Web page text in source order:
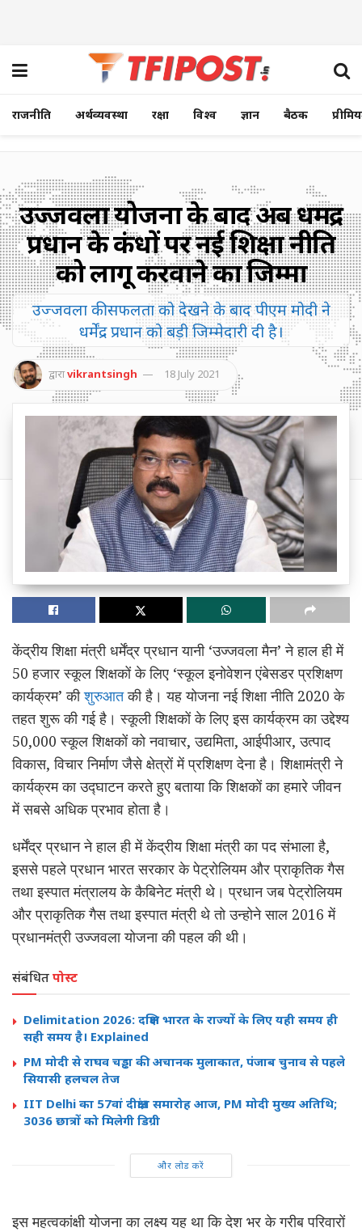
राजनीति अर्थव्यवस्था रक्षा विश्व ज्ञान बैठक
उज्जवला योजना के बाद अब धर्मेंद्र
प्रधान के कंधों पर नई शिक्षा नीति
को लागू करवाने का जिम्मा
उज्जवला की सफलता को देखने के बाद पीएम मोदी ने
धर्मेंद्र प्रधान को बड़ी जिम्मेदारी दी है।
द्वाराvikrantsingh 18 July 2021
केंद्रीय शिक्षा मंत्री धर्मेंद्र प्रधान यानी ‘उज्जवला मैन’ ने हाल ही में
50 हजार स्कूल शिक्षकों के लिए ‘स्कूल इनोवेशन एंबेसडर प्रशिक्षण
कार्यक्रम’ कीशुरुआतकी है। यह योजना नई शिक्षा नीति 2020 के
तहत शुरू की गई है। स्कूली शिक्षकों के लिए इस कार्यक्रम का उद्देश्य
50,000 स्कूल शिक्षकों को नवाचार, उद्यमिता, आईपीआर, उत्पाद
विकास, विचार निर्माण जैसे क्षेत्रों में प्रशिक्षण देना है। शिक्षामंत्री ने
कार्यक्रम का उद्घाटन करते हुए बताया कि शिक्षकों का हमारे जीवन
में सबसे अधिक प्रभाव होता है।
धर्मेंद्र प्रधान ने हाल ही में केंद्रीय शिक्षा मंत्री का पद संभाला है,
इससे पहले प्रधान भारत सरकार के पेट्रोलियम और प्राकृतिक गैस
तथा इस्पात मंत्रालय के कैबिनेट मंत्री थे। प्रधान जब पेट्रोलियम
और प्राकृतिक गैस तथा इस्पात मंत्री थे तो उन्होने साल 2016 में
प्रधानमंत्री उज्जवला योजना की पहल की थी।
संबंधितपोस्ट
Delimitation 2026: दक्षिण भारत के राज्यों के लिए यही समय ही
सही समय है। Explained
PM मोदी से राघव चड्ढा की अचानक मुलाकात, पंजाब चुनाव से पहले
सियासी हलचल तेज
IIT Delhi का 57वां दीक्षांत समारोह आज, PM मोदी मुख्य अतिथि;
3036 छात्रों को मिलेगी डिग्री
और लोड करें
इस महत्वकांक्षी योजना का लक्ष्य यह था कि देश भर के गरीब परिवारों